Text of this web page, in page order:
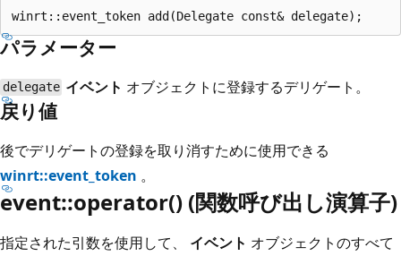
パラメーター
delegate イベント オブジェクトに登録するデリゲート。
戻り値
後でデリゲートの登録を取り消すために使用できる
winrt::event_token 。
event::operator() (関数呼び出し演算子)
指定された引数を使用して、 イベント オブジェクトのすべて